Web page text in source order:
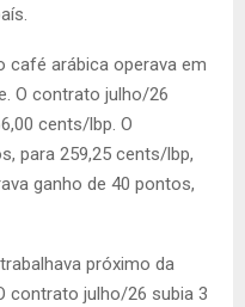
café arábica operava em
O contrato julho/26
cents/lbp. O
para 259,25 cents/lbp,
ganho de 40 pontos,
próximo da
contrato julho/26 subia 3